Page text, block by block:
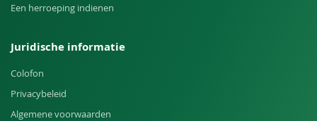
Een herroeping indienen
Juridische informatie
Colofon
Privacybeleid
Algemene voorwaarden